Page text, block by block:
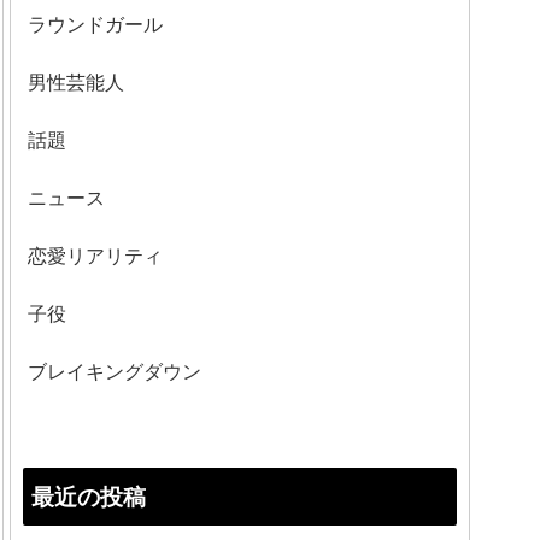
ラウンドガール
男性芸能人
話題
ニュース
恋愛リアリティ
子役
ブレイキングダウン
最近の投稿